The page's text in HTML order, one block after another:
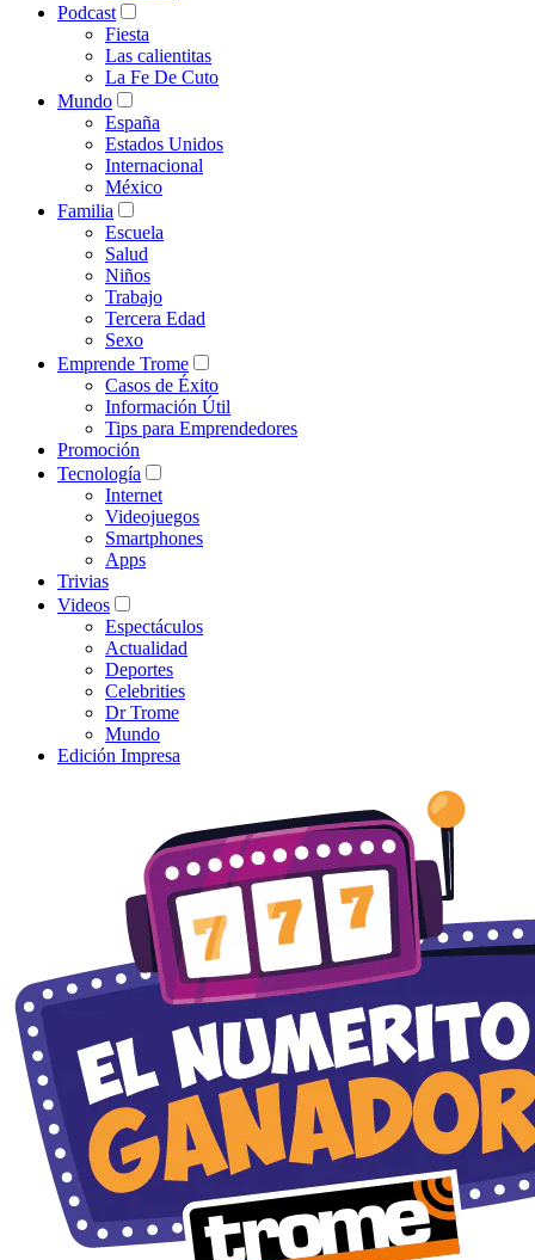
Podcast
Fiesta
Las calientitas
La Fe De Cuto
Mundo
España
Estados Unidos
Internacional
México
Familia
Escuela
Salud
Niños
Trabajo
Tercera Edad
Sexo
Emprende Trome
Casos de Éxito
Información Útil
Tips para Emprendedores
Promoción
Tecnología
Internet
Videojuegos
Smartphones
Apps
Trivias
Videos
Espectáculos
Actualidad
Deportes
Celebrities
Dr Trome
Mundo
Edición Impresa